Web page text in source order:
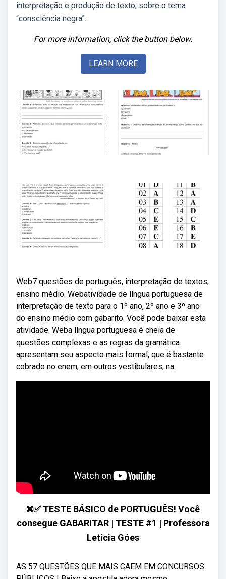
interpretação e produção de texto, sobre o tema
“consciência negra”.
For more information, click the button below.
LEARN MORE
Web7 questões de português, interpretação de textos,
ensino médio. Webatividade de língua portuguesa de
interpretação de texto para o 1º ano, 2º ano e 3º ano
do ensino médio com gabarito. Você pode baixar esta
atividade. Weba língua portuguesa é cheia de
questões complexas e as regras da gramática
apresentam seu aspecto mais formal, que é bastante
cobrado no enem, em outros vestibulares, na.
❌✅ TESTE BÁSICO de PORTUGUÊS! Você
consegue GABARITAR | TESTE #1 | Professora
Letícia Góes
AS 57 QUESTÕES QUE MAIS CAEM EM CONCURSOS